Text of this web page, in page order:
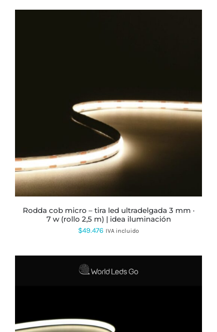
ESTE
PRODUCTO
TIENE
MÚLTIPLES
VARIANTES.
LAS
OPCIONES
SE
PUEDEN
ELEGIR
PÁGINA
DE
PRODUCTO
rodda cob micro – tira led ultradelgada 3 mm ·
7 w (rollo 2,5 m) | idea iluminación
$49.476 IVA incluido